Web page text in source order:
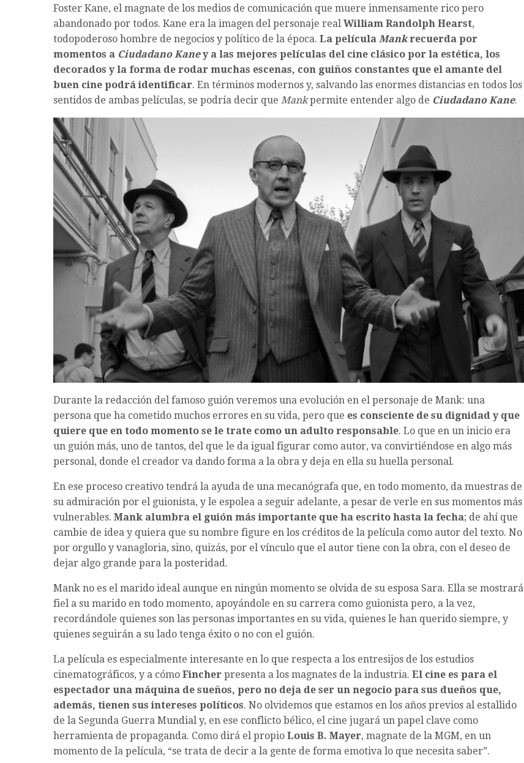
Foster Kane, el magnate de los medios de comunicación que muere inmensamente rico pero
abandonado por todos. Kane era la imagen del personaje real William Randolph Hearst,
todopoderoso hombre de negocios y político de la época. La película Mankrecuerda por
momentos a Ciudadano Kaney a las mejores películas del cine clásico por la estética, los
decorados y la forma de rodar muchas escenas, con guiños constantes que el amante del
buen cine podrá identificar. En términos modernos y, salvando las enormes distancias en todos los
sentidos de ambas películas, se podría decir que Mankpermite entender algo de Ciudadano Kane.
Durante la redacción del famoso guión veremos una evolución en el personaje de Mank: una
persona que ha cometido muchos errores en su vida, pero que es consciente de su dignidad y que
quiere que en todo momento se le trate como un adulto responsable. Lo que en un inicio era
un guión más, uno de tantos, del que le da igual figurar como autor, va convirtiéndose en algo más
personal, donde el creador va dando forma a la obra y deja en ella su huella personal.
En ese proceso creativo tendrá la ayuda de una mecanógrafa que, en todo momento, da muestras de
su admiración por el guionista, y le espolea a seguir adelante, a pesar de verle en sus momentos más
vulnerables. Mank alumbra el guión más importante que ha escrito hasta la fecha; de ahí que
cambie de idea y quiera que su nombre figure en los créditos de la película como autor del texto. No
por orgullo y vanagloria, sino, quizás, por el vínculo que el autor tiene con la obra, con el deseo de
dejar algo grande para la posteridad.
Mank no es el marido ideal aunque en ningún momento se olvida de su esposa Sara. Ella se mostrará
fiel a su marido en todo momento, apoyándole en su carrera como guionista pero, a la vez,
recordándole quienes son las personas importantes en su vida, quienes le han querido siempre, y
quienes seguirán a su lado tenga éxito o no con el guión.
La película es especialmente interesante en lo que respecta a los entresijos de los estudios
cinematográficos, y a cómo Fincher presenta a los magnates de la industria. El cine es para el
espectador una máquina de sueños, pero no deja de ser un negocio para sus dueños que,
además, tienen sus intereses políticos. No olvidemos que estamos en los años previos al estallido
de la Segunda Guerra Mundial y, en ese conflicto bélico, el cine jugará un papel clave como
herramienta de propaganda. Como dirá el propio Louis B. Mayer, magnate de la MGM, en un
momento de la película, “se trata de decir a la gente de forma emotiva lo que necesita saber”.